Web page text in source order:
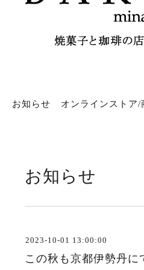
お知らせ オンラインストア/
お知らせ
2023-10-01 13:00:00
この秋も京都伊勢丹に